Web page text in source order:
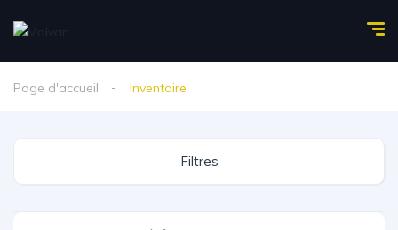
Page d'accueil Inventaire
Filtres